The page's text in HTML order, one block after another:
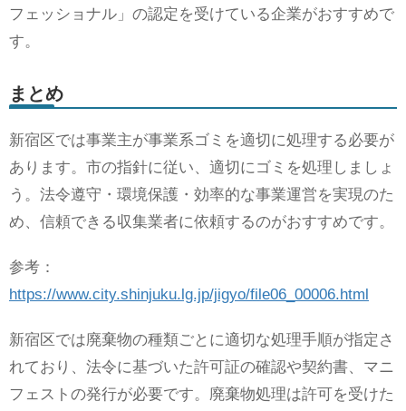
フェッショナル」の認定を受けている企業がおすすめで
す。
まとめ
新宿区では事業主が事業系ゴミを適切に処理する必要が
あります。市の指針に従い、適切にゴミを処理しましょ
う。法令遵守・環境保護・効率的な事業運営を実現のた
め、信頼できる収集業者に依頼するのがおすすめです。
参考：
https://www.city.shinjuku.lg.jp/jigyo/file06_00006.html
新宿区では廃棄物の種類ごとに適切な処理手順が指定さ
れており、法令に基づいた許可証の確認や契約書、マニ
フェストの発行が必要です。廃棄物処理は許可を受けた